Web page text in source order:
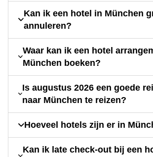
Kan ik een hotel in München
annuleren?
Waar kan ik een hotel
München boeken?
Is augustus 2026 een goede
naar München te reizen?
Hoeveel hotels zijn er in
Kan ik late check-out bij een